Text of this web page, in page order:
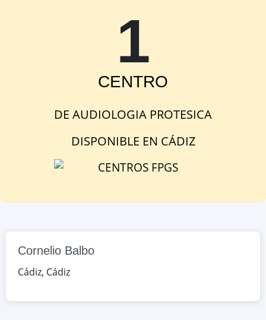
Cornelio Balbo
España
Google Maps
OpenStreetMap
1
CENTRO
DE AUDIOLOGIA PROTESICA
DISPONIBLE EN CÁDIZ
Cornelio Balbo
Cádiz, Cádiz